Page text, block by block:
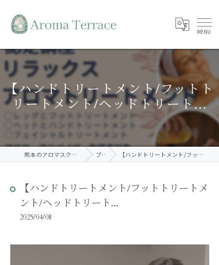
【ハンドトリートメント/フットト
リートメント/ヘッドトリート...
熊本のアロマスクールならAroma Terrace ブログ 【ハンドトリートメント/フットトリートメント/ヘッドトリート...
【ハンドトリートメント/フットトリートメ
ント/ヘッドトリート...
2025/04/08